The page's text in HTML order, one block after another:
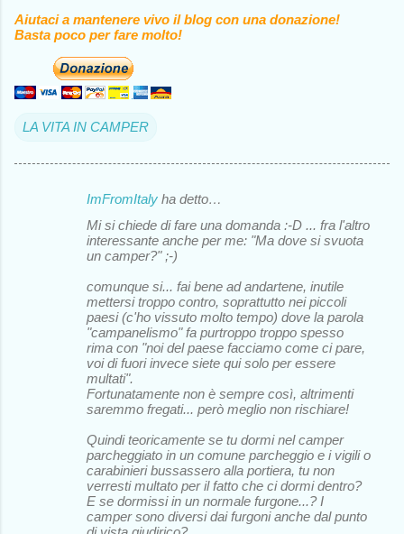
Aiutaci a mantenere vivo il blog con una donazione!
Basta poco per fare molto!
LA VITA IN CAMPER
ImFromItaly ha detto…
Mi si chiede di fare una domanda :-D ... fra l'altro
interessante anche per me: "Ma dove si svuota
un camper?" ;-)
comunque si... fai bene ad andartene, inutile
mettersi troppo contro, soprattutto nei piccoli
paesi (c'ho vissuto molto tempo) dove la parola
"campanelismo" fa purtroppo troppo spesso
rima con "noi del paese facciamo come ci pare,
voi di fuori invece siete qui solo per essere
multati".
Fortunatamente non è sempre così, altrimenti
saremmo fregati... però meglio non rischiare!
Quindi teoricamente se tu dormi nel camper
parcheggiato in un comune parcheggio e i vigili o
carabinieri bussassero alla portiera, tu non
verresti multato per il fatto che ci dormi dentro?
E se dormissi in un normale furgone...? I
camper sono diversi dai furgoni anche dal punto